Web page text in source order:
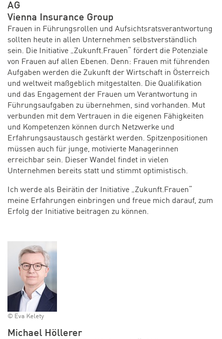
AG
Vienna Insurance Group
Frauen in Führungsrollen und Aufsichtsratsverantwortung
sollten heute in allen Unternehmen selbstverständlich
sein. Die Initiative „Zukunft.Frauen“ fördert die Potenziale
von Frauen auf allen Ebenen. Denn: Frauen mit führenden
Aufgaben werden die Zukunft der Wirtschaft in Österreich
und weltweit maßgeblich mitgestalten. Die Qualifikation
und das Engagement der Frauen um Verantwortung in
Führungsaufgaben zu übernehmen, sind vorhanden. Mut
verbunden mit dem Vertrauen in die eigenen Fähigkeiten
und Kompetenzen können durch Netzwerke und
Erfahrungsaustausch gestärkt werden. Spitzenpositionen
müssen auch für junge, motivierte Managerinnen
erreichbar sein. Dieser Wandel findet in vielen
Unternehmen bereits statt und stimmt optimistisch.
Ich werde als Beirätin der Initiative „Zukunft.Frauen“
meine Erfahrungen einbringen und freue mich darauf, zum
Erfolg der Initiative beitragen zu können.
© Eva Kelety
Michael Höllerer